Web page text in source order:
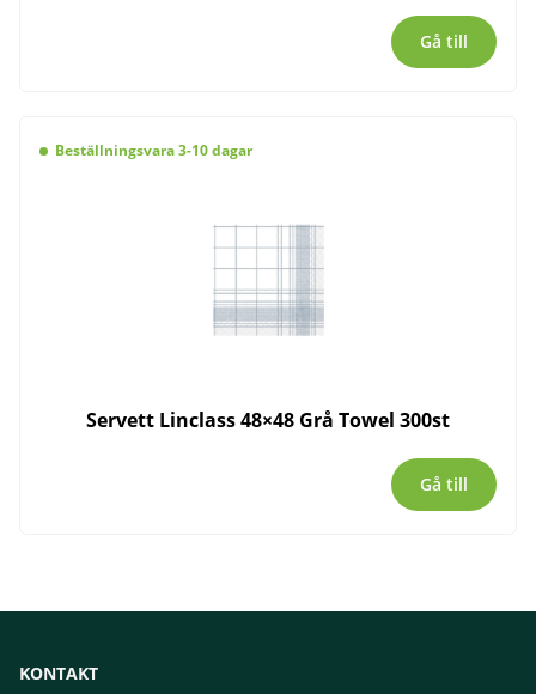
Gå till
Beställningsvara 3-10 dagar
Servett Linclass 48×48 Grå Towel 300st
Gå till
KONTAKT